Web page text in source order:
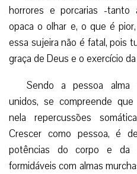
horrores e porcarias -tanto
opaca o olhar e, o que é
essa sujeira não é fatal, pois
graça de Deus e o exercício
Sendo a pessoa alma
unidos, se compreende
nela repercussões
Crescer como pessoa, é
potências do corpo e da
formidáveis com almas